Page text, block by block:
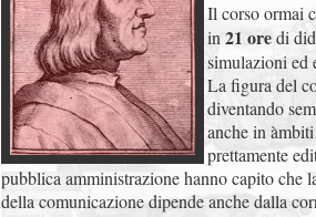
Il corso ormai
in 21 oredi
simulazioni ed
La figura del
diventando
anche in
prettamente
pubblica amministrazione hanno capito che
della comunicazione dipende anche dalla